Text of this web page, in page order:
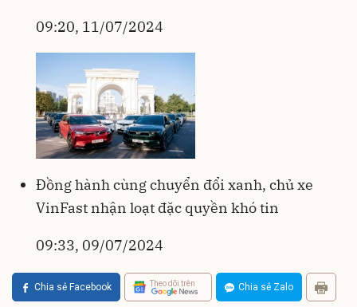
09:20, 11/07/2024
Đồng hành cùng chuyển đổi xanh, chủ xe
VinFast nhận loạt đặc quyền khó tin
09:33, 09/07/2024
Chia sẻ Facebook Theo dõi trên Chia sẻ Zalo